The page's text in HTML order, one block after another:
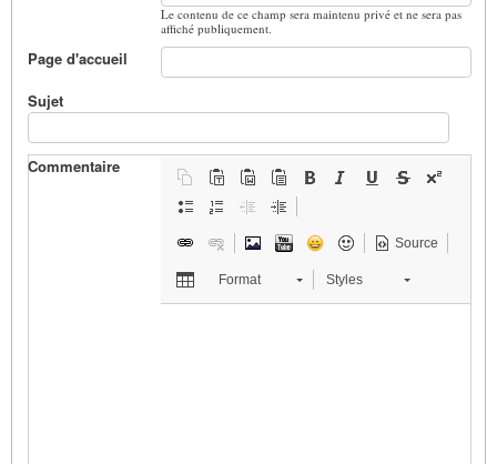
Le contenu de ce champ sera maintenu privé et ne sera pas
affiché publiquement.
Page d'accueil
Sujet
Commentaire
Source
Format Styles